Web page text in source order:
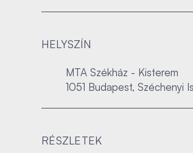
HELYSZÍN
MTA Székház - Kisterem
1051 Budapest, Széchenyi
RÉSZLETEK